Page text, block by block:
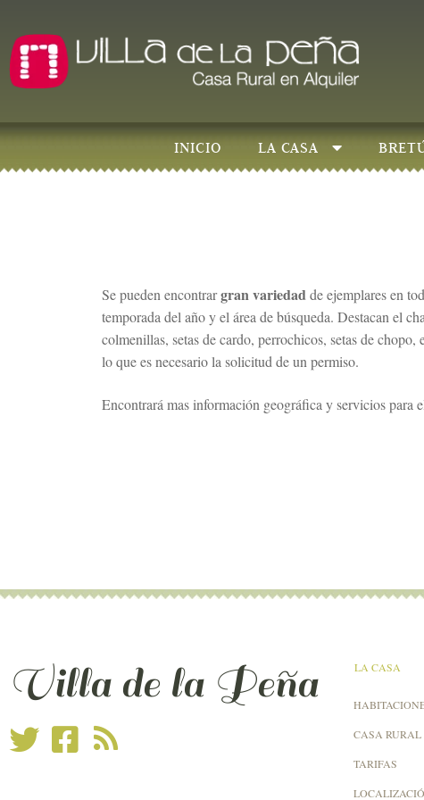
INICIO LA CASA
Se pueden encontrargran variedadde ejemplares en
temporada del año y el área de búsqueda. Destacan el
colmenillas, setas de cardo, perrochicos, setas de
lo que es necesario la solicitud de un permiso.
Encontrará mas información geográfica y servicios para
Villa de la Peña LA CASA
CASA RURAL
TARIFAS